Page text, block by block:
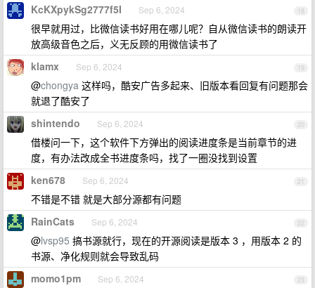
18
KcKXpykSg2777f5I Sep 6, 2024
很早就用过，比微信读书好用在哪儿呢？自从微信读书的朗读开
放高级音色之后，义无反顾的用微信读书了
19
klamx Sep 6, 2024
@chongya 这样吗，酷安广告多起来、旧版本看回复有问题那会
就退了酷安了
20
shintendo Sep 6, 2024
借楼问一下，这个软件下方弹出的阅读进度条是当前章节的进
度，有办法改成全书进度条吗，找了一圈没找到设置
21
ken678 Sep 6, 2024
不错是不错 就是大部分源都有问题
22
RainCats Sep 6, 2024
@lvsp95 搞书源就行，现在的开源阅读是版本 3 ，用版本 2 的
书源、净化规则就会导致乱码
23
momo1pm Sep 6, 2024